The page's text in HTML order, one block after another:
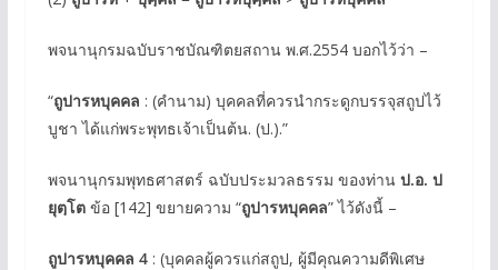
พจนานุกรมฉบับราชบัณฑิตยสถาน พ.ศ.2554 บอกไว้ว่า –
“ถูปารหบุคคล : (คำนาม) บุคคลที่ควรนํากระดูกบรรจุสถูปไว้
บูชา ได้แก่พระพุทธเจ้าเป็นต้น. (ป.).”
พจนานุกรมพุทธศาสตร์ ฉบับประมวลธรรม ของท่าน ป.อ. ป
ยุตฺโตข้อ [142] ขยายความ “ถูปารหบุคคล” ไว้ดังนี้ –
ถูปารหบุคคล 4: (บุคคลผู้ควรแก่สถูป, ผู้มีคุณความดีพิเศษ